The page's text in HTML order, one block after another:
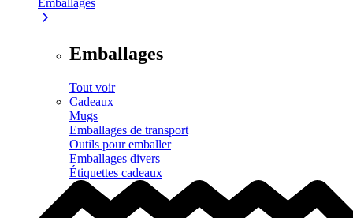
Emballages
Emballages
Tout voir
Cadeaux
Mugs
Emballages de transport
Outils pour emballer
Emballages divers
Étiquettes cadeaux